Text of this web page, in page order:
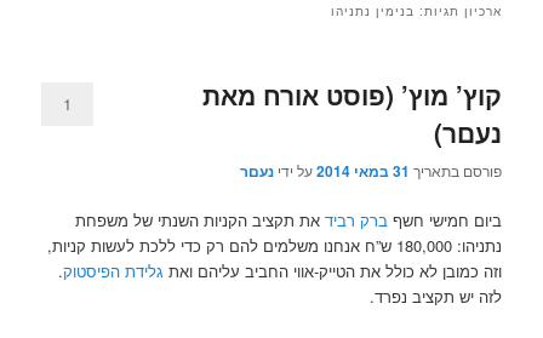
ארכיון תגיות: בנימין נתניהו
קוץ’ מוץ’ (פוסט אורח מאת
נעםר)
פורסם בתאריך 31 במאי 2014 על ידינעםר
1
ביום חמישי חשףברק רביד את תקציב הקניות השנתי של משפחת
נתניהו: 180,000 ש”ח אנחנו משלמים להם רק כדי ללכת לעשות קניות,
וזה כמובן לא כולל את הטייק-אווי החביב עליהם ואת גלידת הפיסטוק.
לזה יש תקציב נפרד.